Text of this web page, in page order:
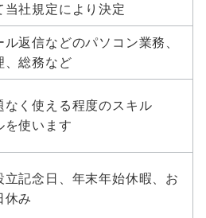
社規定により決定
返信などのパソコン業務、
、総務など
なく使える程度のスキル
を使います
記念日、年末年始休暇、お
休み